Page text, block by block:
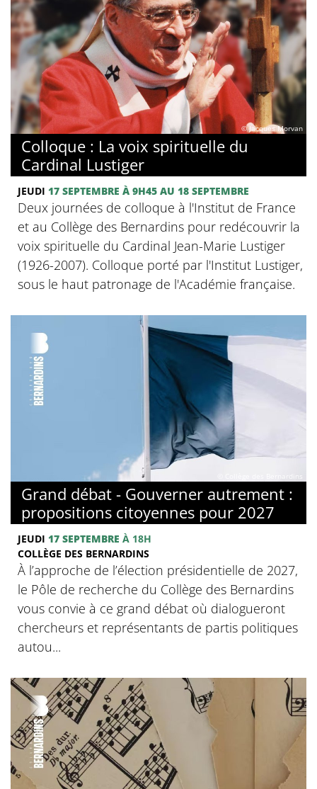
© Jacques Morvan
Colloque : La voix spirituelle du
Cardinal Lustiger
JEUDI 17 SEPTEMBRE À 9H45 AU 18 SEPTEMBRE
Deux journées de colloque à l'Institut de France
et au Collège des Bernardins pour redécouvrir la
voix spirituelle du Cardinal Jean-Marie Lustiger
(1926-2007). Colloque porté par l'Institut Lustiger,
sous le haut patronage de l'Académie française.
Grand débat - Gouverner autrement :
propositions citoyennes pour 2027
JEUDI 17 SEPTEMBRE À 18H
COLLÈGE DES BERNARDINS
À l’approche de l’élection présidentielle de 2027,
le Pôle de recherche du Collège des Bernardins
vous convie à ce grand débat où dialogueront
chercheurs et représentants de partis politiques
autou...